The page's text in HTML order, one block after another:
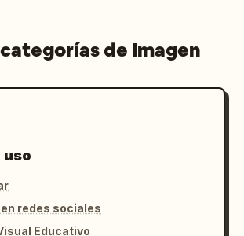
de Imagen
uso
redes sociales
Educativo